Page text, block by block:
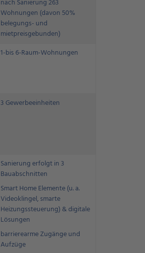
nach Sanierung 263
Wohnungen (davon 50%
belegungs- und
mietpreisgebunden)
1-bis 6-Raum-Wohnungen
3 Gewerbeeinheiten
Sanierung erfolgt in 3
Bauabschnitten
Smart Home Elemente (u. a.
Videoklingel, smarte
Heizungssteuerung) & digitale
Lösungen
barrierearme Zugänge und
Aufzüge